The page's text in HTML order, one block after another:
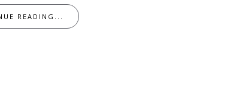
READING...